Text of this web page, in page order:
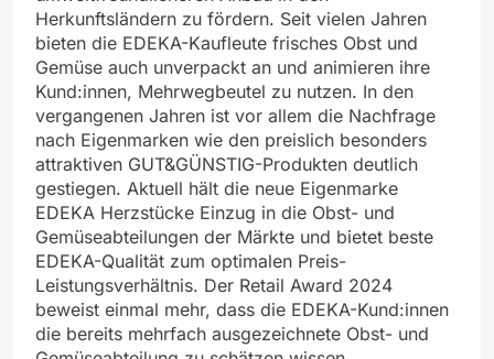
Herkunftsländern zu fördern. Seit vielen Jahren
bieten die EDEKA-Kaufleute frisches Obst und
Gemüse auch unverpackt an und animieren ihre
Kund:innen, Mehrwegbeutel zu nutzen. In den
vergangenen Jahren ist vor allem die Nachfrage
nach Eigenmarken wie den preislich besonders
attraktiven GUT&GÜNSTIG-Produkten deutlich
gestiegen. Aktuell hält die neue Eigenmarke
EDEKA Herzstücke Einzug in die Obst- und
Gemüseabteilungen der Märkte und bietet beste
EDEKA-Qualität zum optimalen Preis-
Leistungsverhältnis. Der Retail Award 2024
beweist einmal mehr, dass die EDEKA-Kund:innen
die bereits mehrfach ausgezeichnete Obst- und